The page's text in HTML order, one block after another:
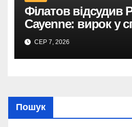
зірваних торгів.
Дніпро: 735 тис. на
Філатов відсудив
Cayenne: вирок у
фейк.
СЕР 7, 2026
Пошук